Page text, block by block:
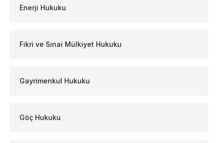
Enerji Hukuku
Fikri ve Sınai Mülkiyet Hukuku
Gayrimenkul Hukuku
Göç Hukuku